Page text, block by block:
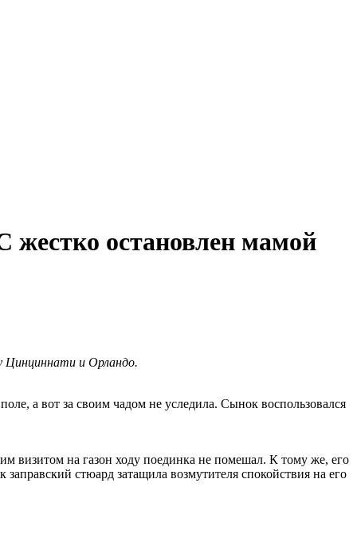
остановлен мамой
Цинциннати и Орландо.
а вот за своим чадом не уследила. Сынок воспользовался
визитом на газон ходу поединка не помешал. К тому же, его
стюард затащила возмутителя спокойствия на его